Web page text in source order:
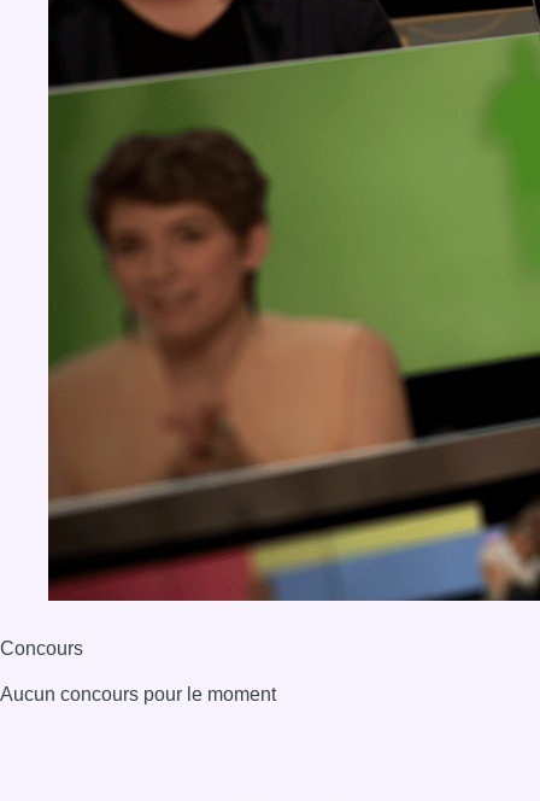
Concours
Aucun concours pour le moment